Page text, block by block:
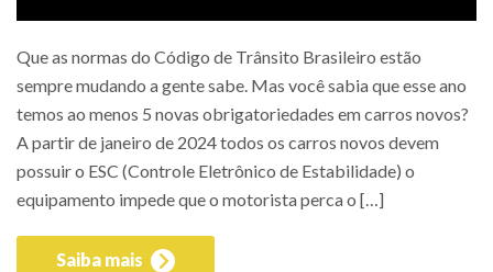
Que as normas do Código de Trânsito Brasileiro estão
sempre mudando a gente sabe. Mas você sabia que esse ano
temos ao menos 5 novas obrigatoriedades em carros novos?
A partir de janeiro de 2024 todos os carros novos devem
possuir o ESC (Controle Eletrônico de Estabilidade) o
equipamento impede que o motorista perca o […]
Saiba mais